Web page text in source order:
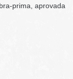
prima, aprovada